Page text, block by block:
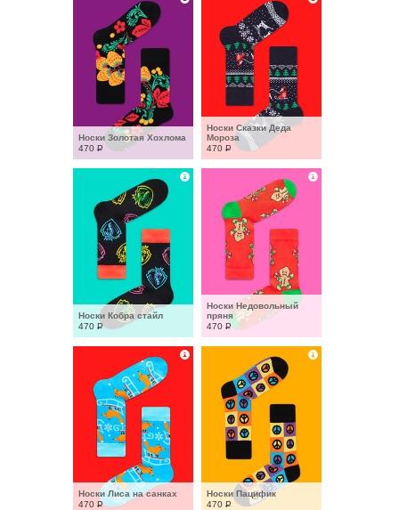
Носки Золотая Хохлома
470 Р
Носки Сказки Деда
Мороза
470 Р
Носки Кобра стайл
470 Р
Носки Недовольный
пряня
470 Р
Носки Лиса на санках
470 Р
Носки Пацифик
470 Р